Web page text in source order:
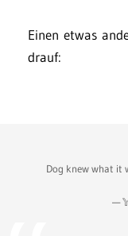
Einen etwas
drauf:
Dog knew what it
—